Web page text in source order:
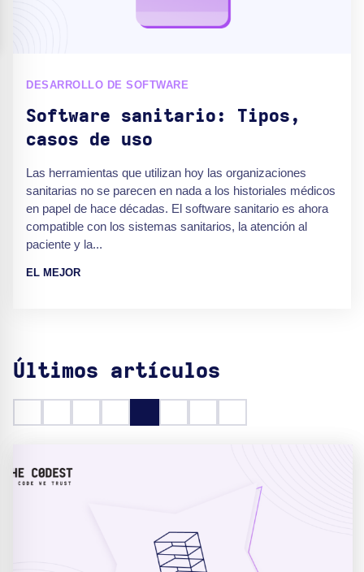
DESARROLLO DE SOFTWARE
Software sanitario: Tipos,
casos de uso
Las herramientas que utilizan hoy las organizaciones
sanitarias no se parecen en nada a los historiales médicos
en papel de hace décadas. El software sanitario es ahora
compatible con los sistemas sanitarios, la atención al
paciente y la...
EL MEJOR
Últimos artículos